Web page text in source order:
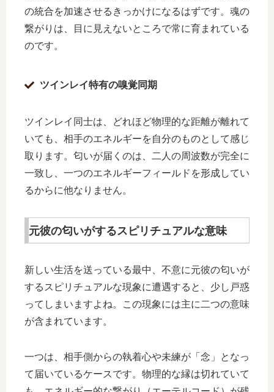
の統合を加速させるきっかけになるはずです。魂の
繋がりは、目に見えないところで常に育まれている
のです。
ツインレイ特有の嗅覚同期
ツインレイ同士は、どれほど物理的な距離が離れて
いても、相手のエネルギーを自分のものとして感じ
取ります。匂いが届くのは、二人の周波数が完全に
一致し、一つのエネルギーフィールドを形成してい
るからに他なりません。
元彼の匂いがするスピリチュアルな意味
新しい生活を送っている最中、不意に元彼の匂いが
するスピリチュアルな現象に遭遇すると、少し戸惑
ってしまいますよね。この現象には主に二つの意味
が含まれています。
一つは、相手側からの執着心や未練が「念」となっ
て届いているケースです。物理的な縁は切れていて